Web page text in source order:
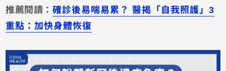
推薦閱讀： 確診後易喘易累？ 醫揭「自我照護」3
重點：加快身體恢復